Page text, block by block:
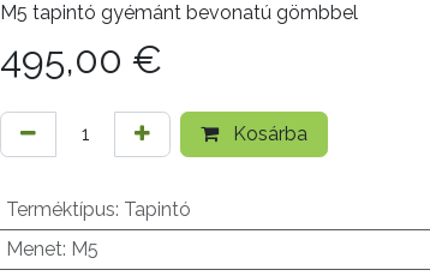
M5 tapintó gyémánt bevonatú gömbbel
495,00 €
Kosárba
Terméktípus: Tapintó
Menet: M5